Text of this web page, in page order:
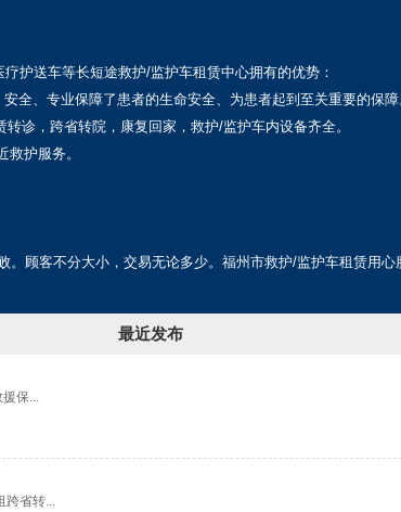
护送车等长短途救护/监护车租赁中心拥有的优势：
全、专业保障了患者的生命安全、为患者起到至关重要的保障
诊，跨省转院，康复回家，救护/监护车内设备齐全。
护服务。
顾客不分大小，交易无论多少。福州市救护/监护车租赁用
最近发布
保...
省转...